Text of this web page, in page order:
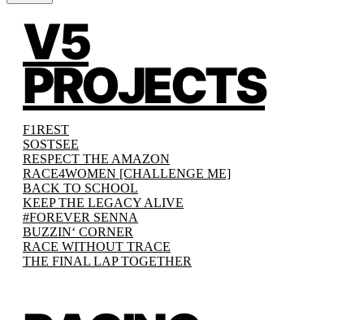
Schließen
V5
PROJECTS
F1REST
SOSTSEE
RESPECT THE AMAZON
RACE4WOMEN [CHALLENGE ME]
BACK TO SCHOOL
KEEP THE LEGACY ALIVE
#FOREVER SENNA
BUZZIN‘ CORNER
RACE WITHOUT TRACE
THE FINAL LAP TOGETHER